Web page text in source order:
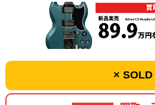
× SOLD